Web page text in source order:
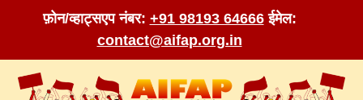
फ़ोन/व्हाट्सएप नंबर: +91 98193 64666 ईमेल:
contact@aifap.org.in
content